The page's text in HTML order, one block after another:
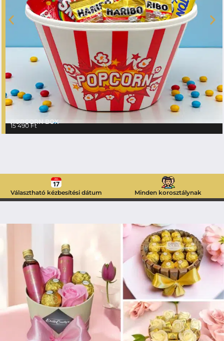
POPCORN BOX
15 490Ft
Választható kézbesítési dátum Minden korosztálynak